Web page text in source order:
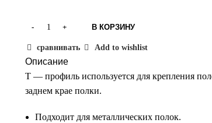
В КОРЗИНУ
сравнивать Add to wishlist
Описание
T — профиль используется для крепления
заднем крае полки.
Подходит для металлических полок.